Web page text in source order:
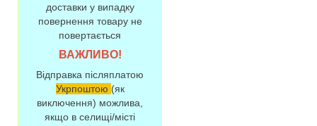
доставки у випадку
повернення товару не
повертається
ВАЖЛИВО!
Відправка післяплатою
Укрпоштою (як
виключення) можлива,
якщо в селищі/місті